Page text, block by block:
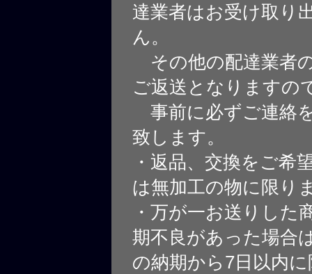
達業者はお受け取り
ん。
その他の配達業者
ご返送となりますの
事前に必ずご連絡
致します。
・返品、交換をご希
は無加工の物に限り
・万が一お送りした
期不良があった場合
の納期から7日以内